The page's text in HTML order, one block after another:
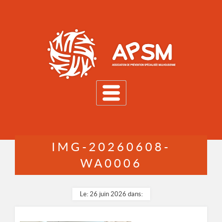
IMG-20260608-
WA0006
Le: 26 juin 2026 dans: